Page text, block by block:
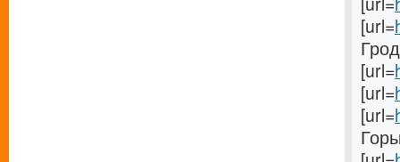
[url=
[url=
[url=
[url=